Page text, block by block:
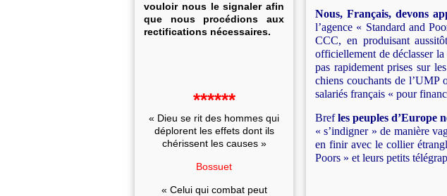
vouloir nous le signaler afin
que nous procédions aux
rectifications nécessaires.
******
« Dieu se rit des hommes qui
déplorent les effets dont ils
chérissent les causes »
Bossuet
« Celui qui combat peut
Nous, Français, devons
l’agence « Standard and
CCC, en produisant
officiellement de déclasser
pas rapidement prises sur
chiens couchants de l’UMP
salariés français « pour
Brefles peuples d’Europe
« s’indigner » de manière
en finir avec le collier
Poors » et leurs petits